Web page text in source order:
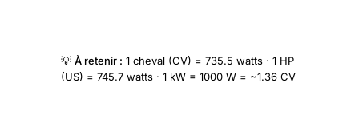
💡 À retenir : 1 cheval (CV) = 735.5 watts · 1 HP
(US) = 745.7 watts · 1 kW = 1000 W = ~1.36 CV